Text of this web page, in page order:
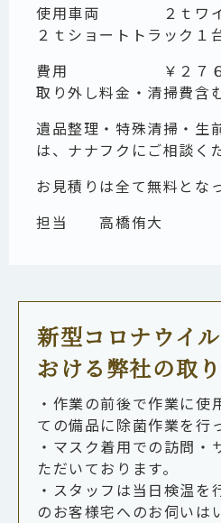
使用車両 ２ｔワイド
２ｔショートトラック１
費用 ￥２７６.６
取り外し料金・清掃費含む
遺品整理・特殊清掃・生
は、ナナフクにご相談く
お見積りは全て無料とな
担当
高橋侑大
新型コロナウイ
おける弊社の取
・作業の前後で作業に使
ての備品に除菌作業を行
・マスク着用での訪問・
ただいております。
・スタッフは当日検温
のお客様宅へのお伺いは